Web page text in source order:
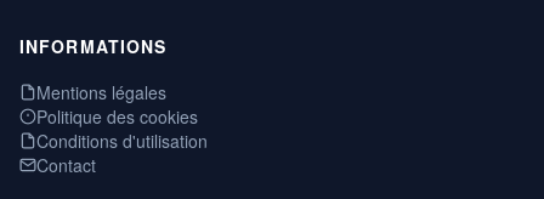
INFORMATIONS
Mentions légales
Politique des cookies
Conditions d'utilisation
Contact